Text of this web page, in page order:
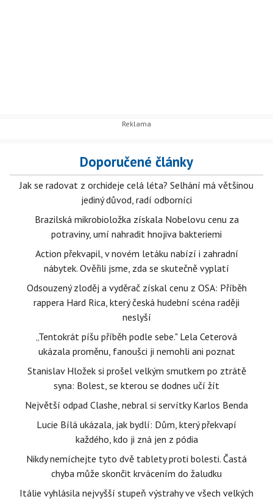
Doporučené články
Jak se radovat z orchideje celá léta? Selhání má většinou
jediný důvod, radí odborníci
Brazilská mikrobioložka získala Nobelovu cenu za
potraviny, umí nahradit hnojiva bakteriemi
Action překvapil, v novém letáku nabízí i zahradní
nábytek. Ověřili jsme, zda se skutečně vyplatí
Odsouzený zloděj a vyděrač získal cenu z OSA: Příběh
rappera Hard Rica, který česká hudební scéna raději
neslyší
„Tentokrát píšu příběh podle sebe." Lela Ceterová
ukázala proměnu, fanoušci ji nemohli ani poznat
Stanislav Hložek si prošel velkým smutkem po ztrátě
syna: Bolest, se kterou se dodnes učí žít
Největší odpad Clashe, nebral si servítky Karlos Benda
Lucie Bílá ukázala, jak bydlí: Dům, který překvapí
každého, kdo ji zná jen z pódia
Nikdy nemíchejte tyto dvě tablety proti bolesti. Častá
chyba může skončit krvácením do žaludku
Itálie vyhlásila nejvyšší stupeň výstrahy ve všech velkých